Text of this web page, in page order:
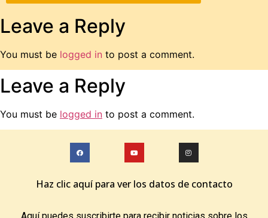
Leave a Reply
You must be logged in to post a comment.
Leave a Reply
You must be logged in to post a comment.
Haz clic aquí para ver los datos de contacto